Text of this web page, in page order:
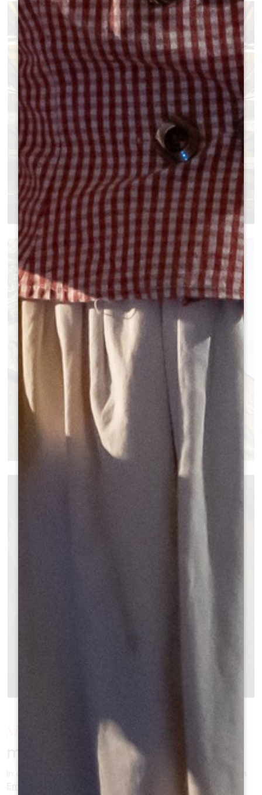
Sie werden in der Zeit zurückgehen:
mit dem Mönch Emilion!
In dem Dorf, das seinen Namen trägt, ist die Erinnerung an
nie weit entfernt!